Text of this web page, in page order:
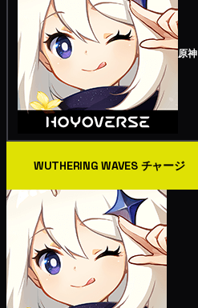
原神
WUTHERING WAVES チャージ